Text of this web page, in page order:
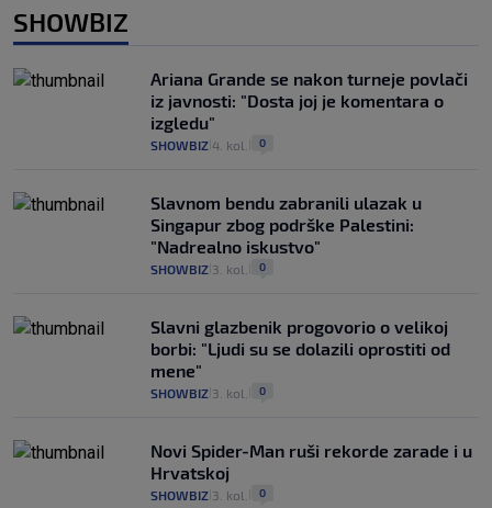
SHOWBIZ
Ariana Grande se nakon turneje povlači
iz javnosti: "Dosta joj je komentara o
izgledu"
SHOWBIZ 4. kol. 0
Slavnom bendu zabranili ulazak u
Singapur zbog podrške Palestini:
"Nadrealno iskustvo"
SHOWBIZ 3. kol. 0
Slavni glazbenik progovorio o velikoj
borbi: "Ljudi su se dolazili oprostiti od
mene"
SHOWBIZ 3. kol. 0
Novi Spider-Man ruši rekorde zarade i u
Hrvatskoj
SHOWBIZ 3. kol. 0